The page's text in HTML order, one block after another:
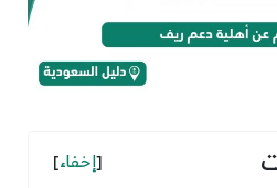
[إخفاء]